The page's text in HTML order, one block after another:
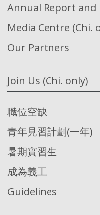
Annual Report and
Media Centre (Chi.
Our Partners
Join Us (Chi. only)
職位空缺
青年見習計劃(一年)
暑期實習生
成為義工
Guidelines